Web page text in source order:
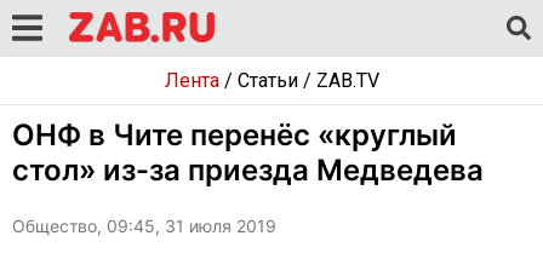
Лента/ Статьи/ ZAB.TV
ОНФ в Чите перенёс «круглый
стол» из-за приезда Медведева
Общество, 09:45, 31 июля 2019